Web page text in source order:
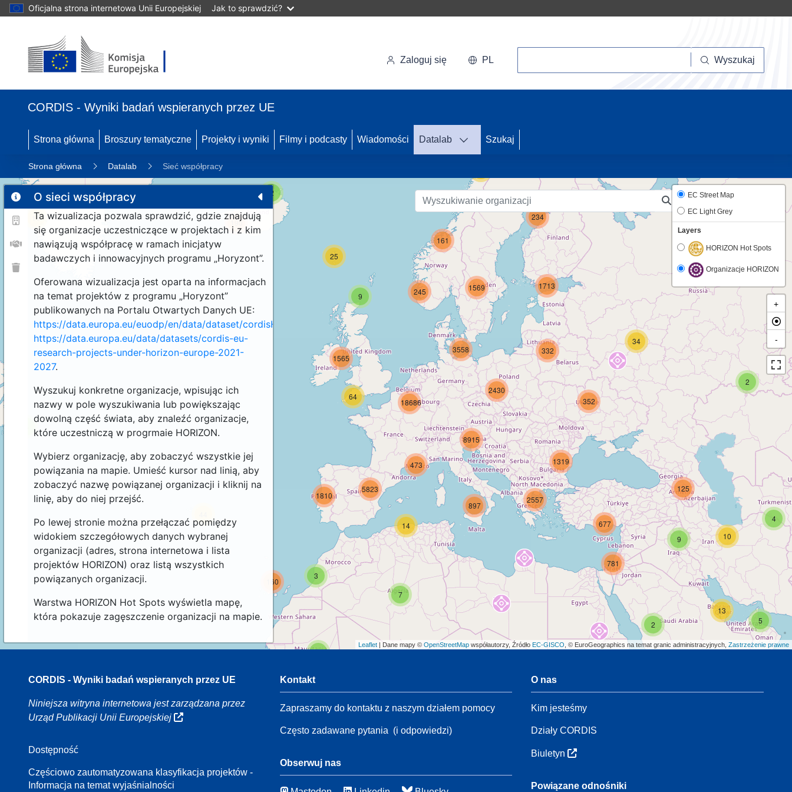
Oficjalna strona internetowa Unii Europejskiej Jak to sprawdzić?
Zaloguj się PL Wyszukaj
CORDIS - Wyniki badań wspieranych przez UE
Strona główna Broszury tematyczne Projekty i wyniki Filmy i podcasty Wiadomości Datalab Szukaj
Strona główna Datalab Sieć współpracy
O sieci współpracy
Ta wizualizacja pozwala sprawdzić, gdzie znajdują
się organizacje uczestniczące w projektach i z kim
nawiązują współpracę w ramach inicjatyw
badawczych i innowacyjnych programu „Horyzont”.
Oferowana wizualizacja jest oparta na informacjach
na temat projektów z programu „Horyzont”
publikowanych na Portalu Otwartych Danych UE:
https://data.europa.eu/euodp/en/data/dataset/cordisH2020projects.
https://data.europa.eu/data/datasets/cordis-eu-
research-projects-under-horizon-europe-2021-
2027.
Wyszukuj konkretne organizacje, wpisując ich
nazwy w pole wyszukiwania lub powiększając
dowolną część świata, aby znaleźć organizacje,
które uczestniczą w progrmaie HORIZON.
Wybierz organizację, aby zobaczyć wszystkie jej
powiązania na mapie. Umieść kursor nad linią, aby
zobaczyć nazwę powiązanej organizacji i kliknij na
linię, aby do niej przejść.
Po lewej stronie można przełączać pomiędzy
widokiem szczegółowych danych wybranej
organizacji (adres, strona internetowa i lista
projektów HORIZON) oraz listą wszystkich
powiązanych organizacji.
Warstwa HORIZON Hot Spots wyświetla mapę,
która pokazuje zagęszczenie organizacji na mapie.
13
5
4
10
2
2
2
16
21
55
11
2
190
49
3
160
2
34
9
25
161
245
897
9
125
1319
781
677
2557
7
14
1810
5823
64
473
3558
1565
18686
332
352
8915
2430
234
1569 1713
EC Street Map
EC Light Grey
Layers
HORIZON Hot Spots
Organizacje HORIZON
+
-
Leaflet | Dane mapy © OpenStreetMap współautorzy, Źródło EC-GISCO , © EuroGeographics na temat granic administracyjnych, Zastrzeżenie prawne
CORDIS - Wyniki badań wspieranych przez UE
Niniejsza witryna internetowa jest zarządzana przez
Urząd Publikacji Unii Europejskiej
Dostępność
Częściowo zautomatyzowana klasyfikacja projektów -
Informacja na temat wyjaśnialności
Kontakt
Zapraszamy do kontaktu z naszym działem pomocy
Często zadawane pytania (i odpowiedzi)
Obserwuj nas
O nas
Kim jesteśmy
Działy CORDIS
Biuletyn
Powiązane odnośniki